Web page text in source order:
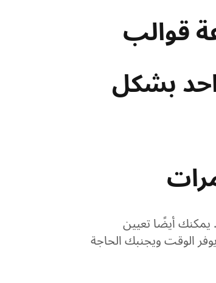
قوالب
بشكل
يمكنك أيضًا تعيين
الوقت ويجنبك الحاجة